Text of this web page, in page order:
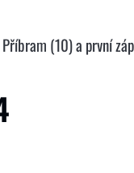
(10) a první